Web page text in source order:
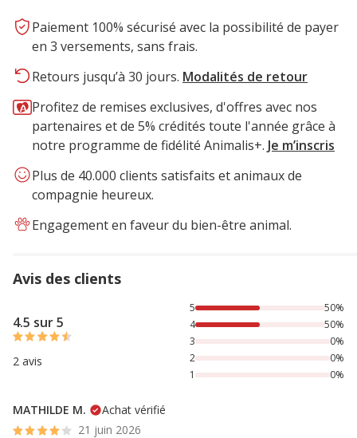
Paiement 100% sécurisé avec la possibilité de payer
en 3 versements, sans frais.
Retours jusqu’à 30 jours. Modalités de retour
Profitez de remises exclusives, d'offres avec nos
partenaires et de 5% crédités toute l'année grâce à
notre programme de fidélité Animalis+. Je m’inscris
Plus de 40.000 clients satisfaits et animaux de
compagnie heureux.
Engagement en faveur du bien-être animal.
Avis des clients
4.5 sur 5
2 avis
50% des personnes lont noté avec {1} étoiles, 50% des
5
50%
4
50%
3
0%
2
0%
1
0%
MATHILDE M.
Achat vérifié
21 juin 2026